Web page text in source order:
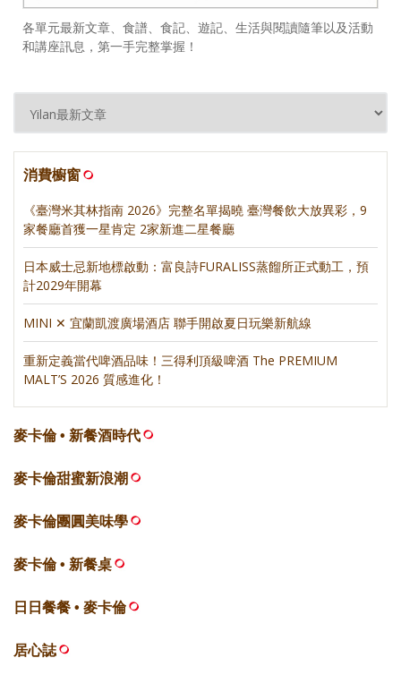
各單元最新文章、食譜、食記、遊記、生活與閱讀隨筆以及活動
和講座訊息，第一手完整掌握！
消費櫥窗
《臺灣米其林指南 2026》完整名單揭曉 臺灣餐飲大放異彩，9
家餐廳首獲一星肯定 2家新進二星餐廳
日本威士忌新地標啟動：富良詩FURALISS蒸餾所正式動工，預
計2029年開幕
MINI ✕ 宜蘭凱渡廣場酒店 聯手開啟夏日玩樂新航線
重新定義當代啤酒品味！三得利頂級啤酒 The PREMIUM
MALT’S 2026 質感進化！
麥卡倫 • 新餐酒時代
麥卡倫甜蜜新浪潮
麥卡倫團圓美味學
麥卡倫 • 新餐桌
日日餐餐 • 麥卡倫
居心誌